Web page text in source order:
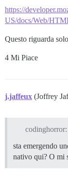
https://
US/docs/Web/
Questo riguarda
4 Mi Piace
j.jaffeux (Joffrey
codinghorror:
sta emergendo
nativo qui? O mi